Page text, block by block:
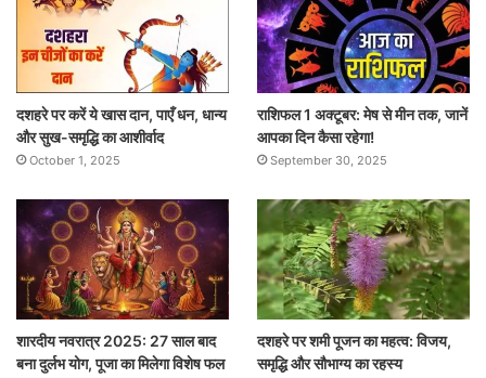
दशहरे पर करें ये खास दान, पाएँ धन, धान्य
और सुख-समृद्धि का आशीर्वाद
October 1, 2025
राशिफल 1 अक्टूबर: मेष से मीन तक, जानें
आपका दिन कैसा रहेगा!
September 30, 2025
शारदीय नवरात्र 2025: 27 साल बाद
बना दुर्लभ योग, पूजा का मिलेगा विशेष फल
दशहरे पर शमी पूजन का महत्व: विजय,
समृद्धि और सौभाग्य का रहस्य